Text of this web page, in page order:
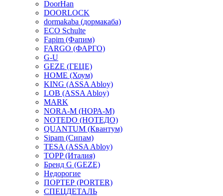
DoorHan
DOORLOCK
dormakaba (дормакаба)
ECO Schulte
Fapim (Фапим)
FARGO (ФАРГО)
G-U
GEZE (ГЕЦЕ)
HOME (Хоум)
KING (ASSA Abloy)
LOB (ASSA Abloy)
MARK
NORA-M (НОРА-М)
NOTEDO (НОТЕДО)
QUANTUM (Квантум)
Sipam (Сипам)
TESA (ASSA Abloy)
TOPP (Италия)
Бренд G (GEZE)
Недорогие
ПОРТЕР (PORTER)
СПЕЦДЕТАЛЬ